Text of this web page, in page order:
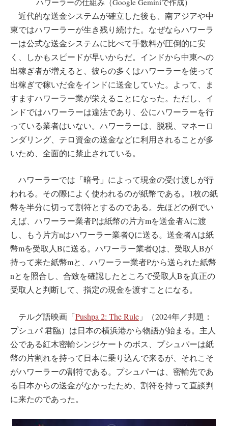
近代的な送金システムが確立した後も、南アジアや中
東ではハワーラーが生き残り続けた。なぜならハワーラ
ーは公式な送金システムに比べて手数料が圧倒的に安
く、しかもスピードが早いからだ。インドから中東への
出稼ぎ者が増えると、彼らの多くはハワーラーを使って
出稼ぎで稼いだ金をインドに送金していた。よって、ま
すますハワーラー業が栄えることになった。ただし、イ
ンドではハワーラーは違法であり、公にハワーラーを行
っている業者はいない。ハワーラーは、脱税、マネーロ
ンダリング、テロ資金の送金などに利用されることが多
いため、全面的に禁止されている。
ハワーラーでは「暗号」によって現金の受け渡しが行
われる。その際によく使われるのが紙幣である。1枚の紙
幣を半分に切って割符とするのである。先ほどの例でい
えば、ハワーラー業者Pは紙幣の片方mを送金者Aに渡
し、もう片方nはハワーラー業者Qに送る。送金者Aは紙
幣mを受取人Bに送る。ハワーラー業者Qは、受取人Bが
持って来た紙幣mと、ハワーラー業者Pから送られた紙幣
nとを照合し、合致を確認したところで受取人Bを真正の
受取人と判断して、指定の現金を渡すことになる。
テルグ語映画「Pushpa 2: The Rule 」（2024年／邦題：
プシュパ 君臨）は日本の横浜港から物語が始まる。主人
公である紅木密輸シンジケートのボス、プシュパーは紙
幣の片割れを持って日本に乗り込んで来るが、それこそ
がハワーラーの割符である。プシュパーは、密輸先であ
る日本からの送金がなかったため、割符を持って直談判
に来たのであった。